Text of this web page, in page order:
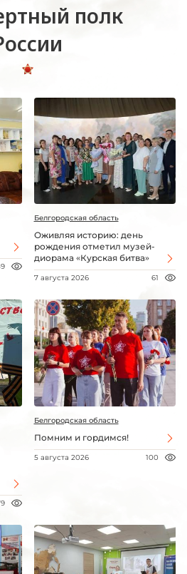
полк
Белгородская область
Оживляя историю: день
рождения отметил музей-
диорама «Курская битва»
7 августа 2026 61
Белгородская область
Помним и гордимся!
5 августа 2026 100